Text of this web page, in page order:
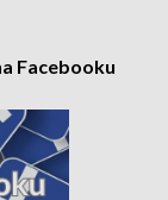
Facebooku